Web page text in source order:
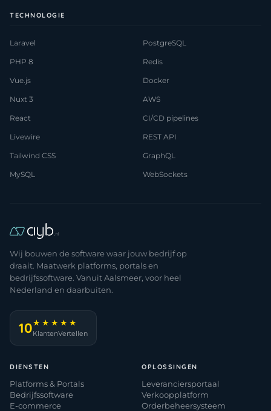
TECHNOLOGIE
Laravel
PHP 8
Vue.js
Nuxt 3
React
Livewire
Tailwind CSS
MySQL
PostgreSQL
Redis
Docker
AWS
CI/CD pipelines
REST API
GraphQL
WebSockets
Wij bouwen de software waar jouw bedrijf op
draait. Maatwerk platforms, portals en
bedrijfssoftware. Vanuit Aalsmeer, voor heel
Nederland en daarbuiten.
10★★★★★
KlantenVertellen
DIENSTEN
Platforms & Portals
Bedrijfssoftware
E-commerce
OPLOSSINGEN
Leveranciersportaal
Verkoopplatform
Orderbeheersysteem